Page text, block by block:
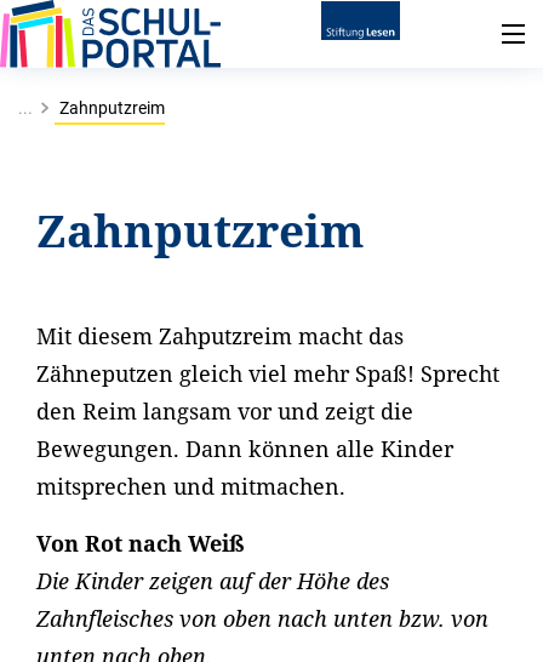
... Zahnputzreim
Zahnputzreim
Mit diesem Zahputzreim macht das
Zähneputzen gleich viel mehr Spaß! Sprecht
den Reim langsam vor und zeigt die
Bewegungen. Dann können alle Kinder
mitsprechen und mitmachen.
Von Rot nach Weiß
Die Kinder zeigen auf der Höhe des
Zahnfleisches von oben nach unten bzw. von
unten nach oben.